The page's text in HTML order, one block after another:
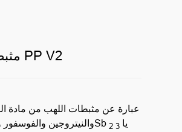
سلسلة XS-FR-8800 / مثبطات اللهب لـ PP V2
والنيتروجين والفوسفور والبروم. كمية إضافة منخفضة، لا هطول، لا حاجة لSb2 يا 3